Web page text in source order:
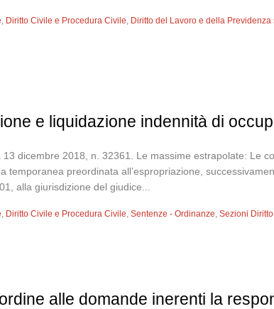
, Diritto Civile e Procedura Civile, Diritto del Lavoro e della Previdenza
e liquidazione indennità di
dicembre 2018, n. 32361. Le massime estrapolate: Le
preordinata all’espropriazione,
alla giurisdizione del giudice...
, Diritto Civile e Procedura Civile,Sentenze - Ordinanze,Sezioni Diritto
alle domande inerenti la